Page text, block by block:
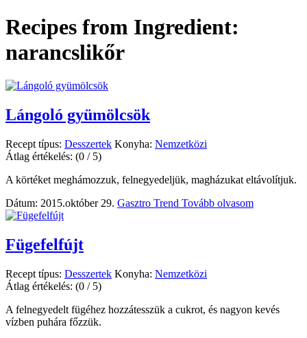
Recipes from Ingredient:
narancslikőr
Lángoló gyümölcsök
Recept típus: Desszertek Konyha: Nemzetközi
Átlag értékelés: (0 / 5)
A körtéket meghámozzuk, felnegyedeljük, magházukat eltávolítjuk.
Dátum: 2015.október 29. Gasztro Trend Tovább olvasom
Fügefelfújt
Recept típus: Desszertek Konyha: Nemzetközi
Átlag értékelés: (0 / 5)
A felnegyedelt fügéhez hozzátesszük a cukrot, és nagyon kevés
vízben puhára főzzük.